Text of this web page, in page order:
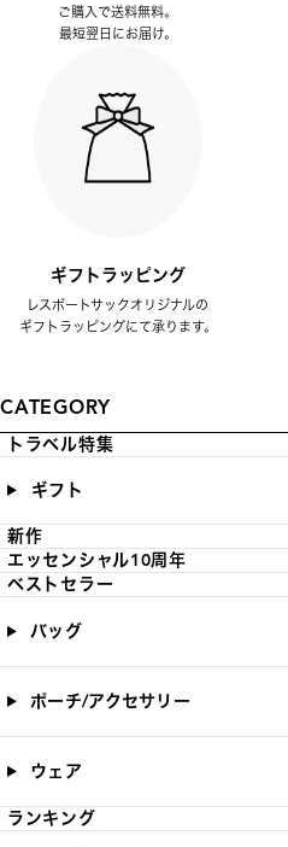
ご購入で送料無料。
最短翌日にお届け。
ギフトラッピング
レスポートサックオリジナルの
ギフトラッピングにて承ります。
CATEGORY
トラベル特集
ギフト
新作
エッセンシャル10周年
ベストセラー
バッグ
ポーチ/アクセサリー
ウェア
ランキング